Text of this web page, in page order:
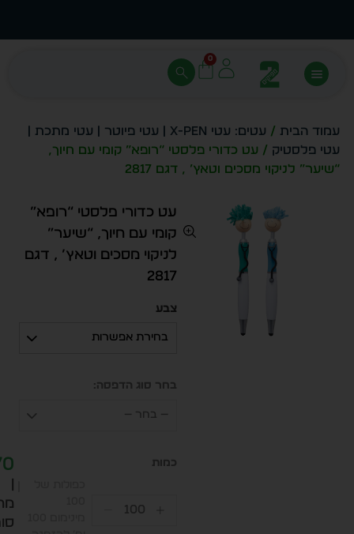
0
עמוד הבית /
עטים: עטי X-PEN | עטי פיוטר | עטי מתכת |
עטי פלסטיק / עט כדורי פלסטי “רופא” קומי עם חיוך,
“שיער” לניקוי מסכים וטאץ’ , דגם 2817
עט כדורי פלסטי “רופא”
קומי עם חיוך, “שיער”
לניקוי מסכים וטאץ’ , דגם
2817
צבע
בחירת אפשרות
בחר סוג הדפסה:
— בחר —